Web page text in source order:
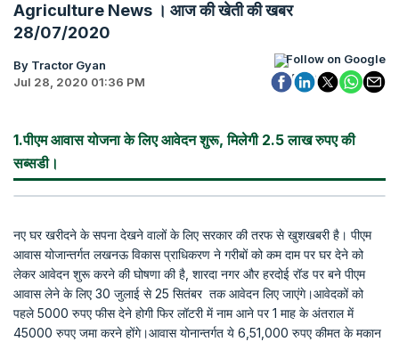
Agriculture News । आज की खेती की खबर
28/07/2020
By Tractor Gyan
Jul 28, 2020 01:36 PM
Follow on Google
1.पीएम आवास योजना के लिए आवेदन शुरू, मिलेगी 2.5 लाख रुपए की
सब्सडी।
नए घर खरीदने के सपना देखने वालों के लिए सरकार की तरफ से खुशखबरी है। पीएम
आवास योजान्तर्गत लखनऊ विकास प्राधिकरण ने गरीबों को कम दाम पर घर देने को
लेकर आवेदन शुरू करने की घोषणा की है, शारदा नगर और हरदोई रॉड पर बने पीएम
आवास लेने के लिए 30 जुलाई से 25 सितंबर तक आवेदन लिए जाएंगे।आवेदकों को
पहले 5000 रुपए फीस देने होगी फिर लॉटरी में नाम आने पर 1 माह के अंतराल में
45000 रुपए जमा करने होंगे।आवास योनान्तर्गत ये 6,51,000 रुपए कीमत के मकान